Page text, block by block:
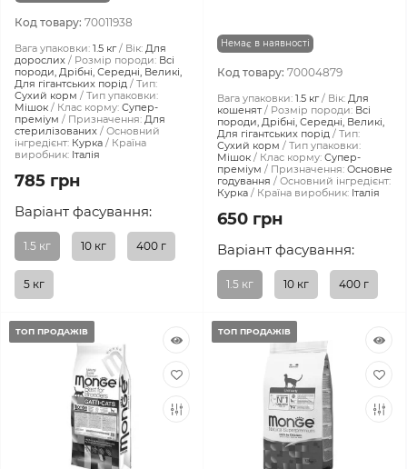
Код товару: 70011938
Вага упаковки: 1.5 кг Вік: Для
дорослих
Розмір породи: Всі
породи, Дрібні, Середні, Великі,
Для гігантських порід
Тип:
Сухий корм
Тип упаковки:
Мішок
Клас корму: Супер-
преміум
Призначення: Для
стерилізованих
Основний
інгредієнт: Курка
Країна
виробник: Італія
785 грн
Варіант фасування:
1.5 кг 10 кг 400 г
5 кг
Немає в наявності
Код товару: 70004879
Вага упаковки: 1.5 кг Вік: Для
кошенят
Розмір породи: Всі
породи, Дрібні, Середні, Великі,
Для гігантських порід
Тип:
Сухий корм
Тип упаковки:
Мішок
Клас корму: Супер-
преміум
Призначення: Основне
годування
Основний інгредієнт:
Курка
Країна виробник: Італія
650 грн
Варіант фасування:
1.5 кг 10 кг 400 г
ТОП ПРОДАЖІВ ТОП ПРОДАЖІВ